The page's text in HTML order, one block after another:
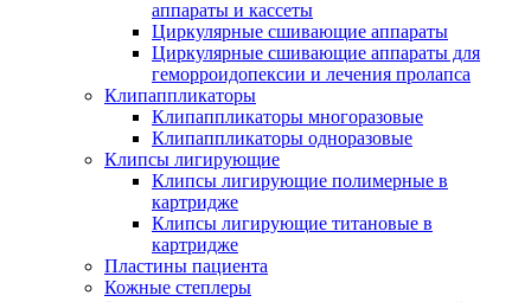
аппараты и кассеты
Циркулярные сшивающие аппараты
Циркулярные сшивающие аппараты для
геморроидопексии и лечения пролапса
Клипаппликаторы
Клипаппликаторы многоразовые
Клипаппликаторы одноразовые
Клипсы лигирующие
Клипсы лигирующие полимерные в
картридже
Клипсы лигирующие титановые в
картридже
Пластины пациента
Кожные степлеры